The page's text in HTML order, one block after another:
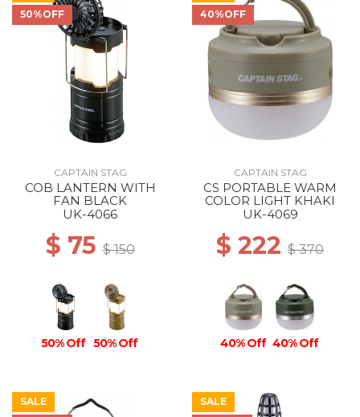
50%OFF
CAPTAIN STAG
COB LANTERN WITH
FAN BLACK
UK-4066
$ 75$ 150
50% Off 50% Off
40%OFF
CAPTAIN STAG
CS PORTABLE WARM
COLOR LIGHT KHAKI
UK-4069
$ 222 $ 370
40% Off 40% Off
SALE
SALE